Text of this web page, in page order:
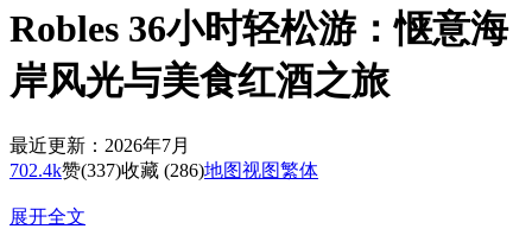
Robles 36小时轻松游：惬意海
岸风光与美食红酒之旅
最近更新：2026年7月
702.4k赞(337)收藏 (286)地图视图繁体
展开全文